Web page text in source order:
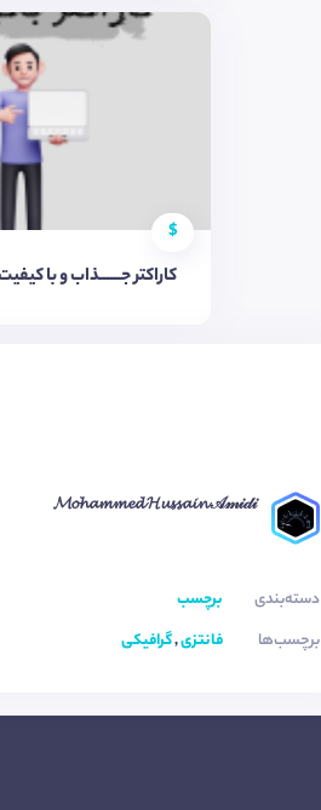
$
کاراکتر جــــــذاب و با
𝓜𝓸𝓱𝓪𝓶𝓶𝓮𝓭 𝓗𝓾𝓼𝓼𝓪𝓲𝓷 𝒜𝓂𝒾𝒹𝒾
دسته‌بندی
برچسب
برچسب‌ها
فانتزی,گرافیکی